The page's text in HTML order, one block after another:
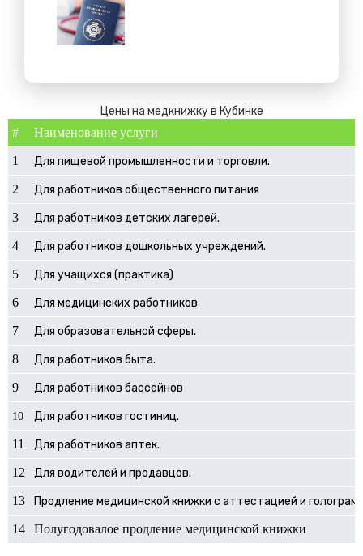
Цены на медкнижку в Кубинке
#
Наименование услуги
1
Для пищевой промышленности и торговли.
2
Для работников общественного питания
3
Для работников детских лагерей.
4
Для работников дошкольных учреждений.
5
Для учащихся (практика)
6
Для медицинских работников
7
Для образовательной сферы.
8
Для работников быта.
9
Для работников бассейнов
10
Для работников гостиниц.
11
Для работников аптек.
12
Для водителей и продавцов.
13
Продление медицинской книжки с аттестацией и
14
Полугодовалое продление медицинской книжки